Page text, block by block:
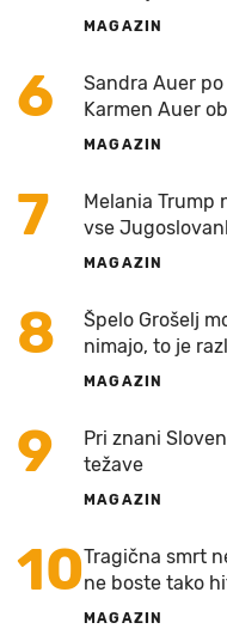
MAGAZIN
6
Sandra Auer
Karmen Auer
MAGAZIN
7
Melania Trump
vse
MAGAZIN
8
Špelo Grošelj
nimajo, to je
MAGAZIN
9
Pri znani
težave
MAGAZIN
10Tragična smrt
ne boste tako
MAGAZIN